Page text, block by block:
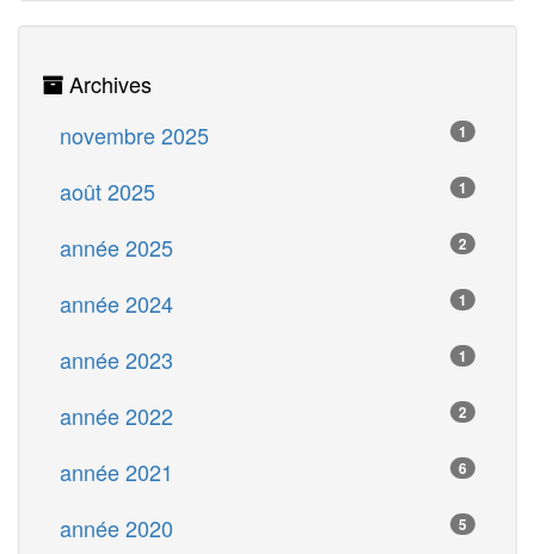
Archives
1
novembre 2025
1
août 2025
2
année 2025
1
année 2024
1
année 2023
2
année 2022
6
année 2021
5
année 2020